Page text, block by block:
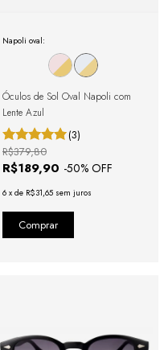
Napoli oval:
Óculos de Sol Oval Napoli com
Lente Azul
(3)
R$189,90 -50% OFF
R$379,80
6 x de R$31,65 sem juros